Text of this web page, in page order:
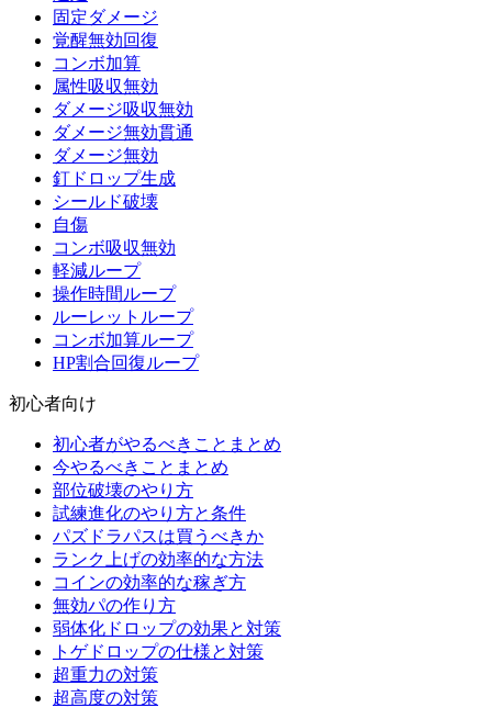
固定ダメージ
覚醒無効回復
コンボ加算
属性吸収無効
ダメージ吸収無効
ダメージ無効貫通
ダメージ無効
釘ドロップ生成
シールド破壊
自傷
コンボ吸収無効
軽減ループ
操作時間ループ
ルーレットループ
コンボ加算ループ
HP割合回復ループ
初心者向け
初心者がやるべきことまとめ
今やるべきことまとめ
部位破壊のやり方
試練進化のやり方と条件
パズドラパスは買うべきか
ランク上げの効率的な方法
コインの効率的な稼ぎ方
無効パの作り方
弱体化ドロップの効果と対策
トゲドロップの仕様と対策
超重力の対策
超高度の対策